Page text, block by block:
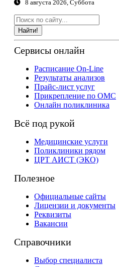
8 августа 2026, Суббота
Найти!
Сервисы онлайн
Расписание On-Line
Результаты анализов
Прайс-лист услуг
Прикрепление по ОМС
Онлайн поликлиника
Всё под рукой
Медицинские услуги
Поликлиники рядом
ЦРТ АИСТ (ЭКО)
Полезное
Официальные сайты
Лицензии и документы
Реквизиты
Вакансии
Справочники
Выбор специалиста